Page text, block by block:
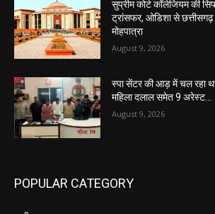
सुप्रीम कोर्ट कॉलेजियम की
ट्रांसफर, ओडिशा से
मोहपात्रा
August 9, 2026
स्पा सेंटर की आड़ में चल रहा
महिला दलाल समेत 9 अरेस्ट…
August 9, 2026
POPULAR CATEGORY